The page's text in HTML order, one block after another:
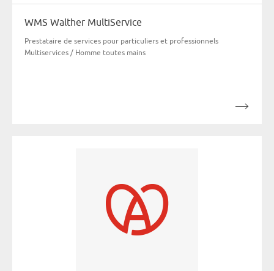
WMS Walther MultiService
Prestataire de services pour particuliers et professionnels
Multiservices / Homme toutes mains